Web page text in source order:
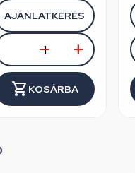
AJÁNLATKÉRÉS
KOSÁRBA